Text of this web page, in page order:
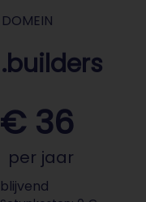
DOMEIN
.builders
€ 36
per jaar
blijvend